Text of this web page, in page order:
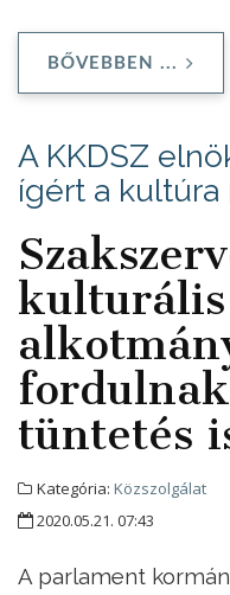
BŐVEBBEN ...
A KKDSZ
ígért a kultúra
kulturális
tüntetés
Kategória: Közszolgálat
2020.05.21. 07:43
A parlament